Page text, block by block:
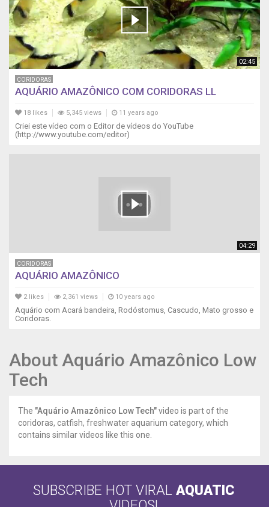
02:45
CORIDORAS
AQUÁRIO AMAZÔNICO COM CORIDORAS LL
18 likes 5,345 views 11 years ago
Criei este vídeo com o Editor de vídeos do YouTube
(http://www.youtube.com/editor)
04:29
CORIDORAS
AQUÁRIO AMAZÔNICO
2 likes 2,361 views 10 years ago
Aquário com Acará bandeira, Rodóstomus, Cascudo, Mato grosso e
Coridoras.
About Aquário Amazônico Low
Tech
The "Aquário Amazônico Low Tech"video is part of the
coridoras, catfish, freshwater aquarium category, which
contains similar videos like this one.
SUBSCRIBE HOT VIRAL AQUATIC